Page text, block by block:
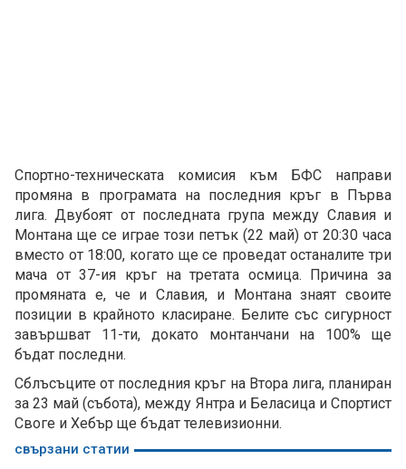
Спортно-техническата комисия към БФС направи
промяна в програмата на последния кръг в Първа
лига. Двубоят от последната група между Славия и
Монтана ще се играе този петък (22 май) от 20:30 часа
вместо от 18:00, когато ще се проведат останалите три
мача от 37-ия кръг на третата осмица. Причина за
промяната е, че и Славия, и Монтана знаят своите
позиции в крайното класиране. Белите със сигурност
завършват 11-ти, докато монтанчани на 100% ще
бъдат последни.
Сблъсъците от последния кръг на Втора лига, планиран
за 23 май (събота), между Янтра и Беласица и Спортист
Своге и Хебър ще бъдат телевизионни.
свързани статии